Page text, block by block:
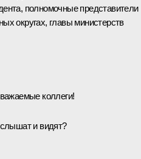
полномочные представители
округах, главы министерств
коллеги!
и видят?